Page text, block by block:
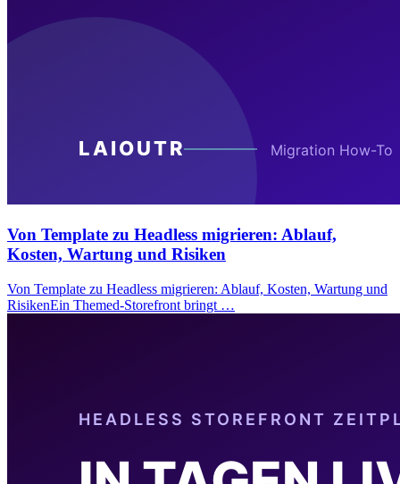
Von Template zu Headless migrieren: Ablauf,
Kosten, Wartung und Risiken
Von Template zu Headless migrieren: Ablauf, Kosten, Wartung und
RisikenEin Themed-Storefront bringt …